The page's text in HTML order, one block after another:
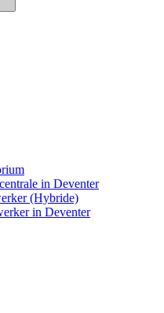
in Deventer
(Hybride)
in Deventer